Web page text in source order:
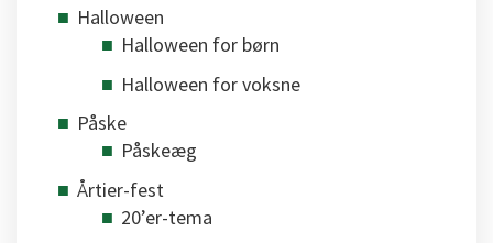
Halloween
Halloween for børn
Halloween for voksne
Påske
Påskeæg
Årtier-fest
20’er-tema